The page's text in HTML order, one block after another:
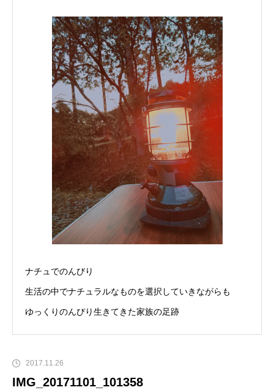
ナチュでのんびり
生活の中でナチュラルなものを選択していきながらも
ゆっくりのんびり生きてきた家族の足跡
2017.11.26
IMG_20171101_101358